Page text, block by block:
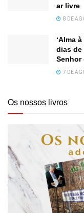
ar livre
8 DE
‘Alma
dias de
Senhor
7 DE
Os nossos livros